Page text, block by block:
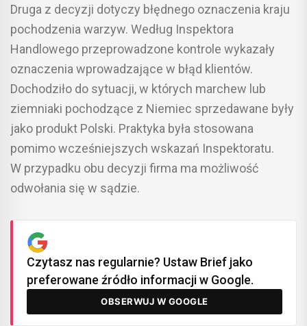
Druga z decyzji dotyczy błędnego oznaczenia kraju
pochodzenia warzyw. Według Inspektora
Handlowego przeprowadzone kontrole wykazały
oznaczenia wprowadzające w błąd klientów.
Dochodziło do sytuacji, w których marchew lub
ziemniaki pochodzące z Niemiec sprzedawane były
jako produkt Polski. Praktyka była stosowana
pomimo wcześniejszych wskazań Inspektoratu.
W przypadku obu decyzji firma ma możliwość
odwołania się w sądzie.
Czytasz nas regularnie? Ustaw Brief jako
preferowane źródło informacji w Google.
OBSERWUJ W GOOGLE